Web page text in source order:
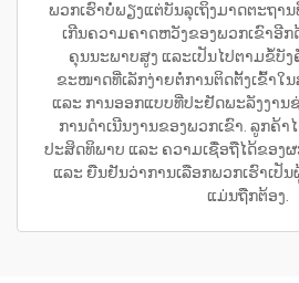
ພວກເຮົາບໍ່ພຽງແຕ່ບັນລຸເຖິງມາດຕະຖານ
ເກີນຄວາມຄາດຫວັງຂອງພວກເຂົາອີກ
ຄຸນນະພາບສູງ ແລະເປັນໄປຕາມຂໍ້ບັ
ຂະໜາດທີ່ເລັກງ່າຍຕໍ່ການຕິດຕັ້ງເຂົ້າໃ
ແລະ ການອອກແບບທີ່ປະຢັດພະລັງງາ
ການດຳເນີນງານຂອງພວກເຂົາ. ລູກຄ້
ປະສິດທິພາບ ແລະ ຄວາມເຊື່ອຖືໄດ້ຂອງ
ແລະ ຍືນຢັນວ່າການເລືອກພວກເຮົາເປັ
ແມ່ນຖືກຕ້ອງ.